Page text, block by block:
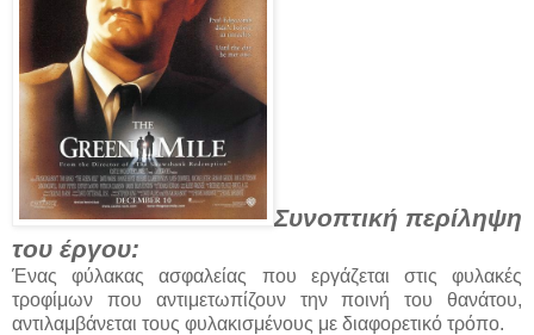
Συνοπτική περίληψη
του έργου:
Ένας φύλακας ασφαλείας πoυ εργάζεται στις φυλακές
τροφίμων που αντιμετωπίζουν την ποινή του θανάτου,
αντιλαμβάνεται τους φυλακισμένους με διαφορετικό τρόπο.